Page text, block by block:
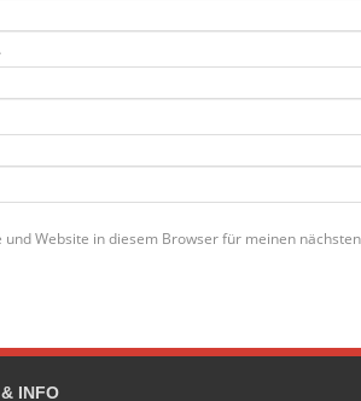
und Website in diesem Browser für meinen
INFO